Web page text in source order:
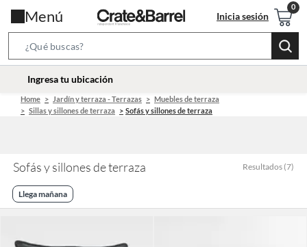
Menú Inicia sesión
Bar
location-
Ingresa tu ubicación
Home Jardín y terraza - Terrazas
Muebles de terraza
Sillas y sillones de terraza
Sofás y sillones de terraza
Sofás y sillones de terraza Resultados (7)
Llega mañana